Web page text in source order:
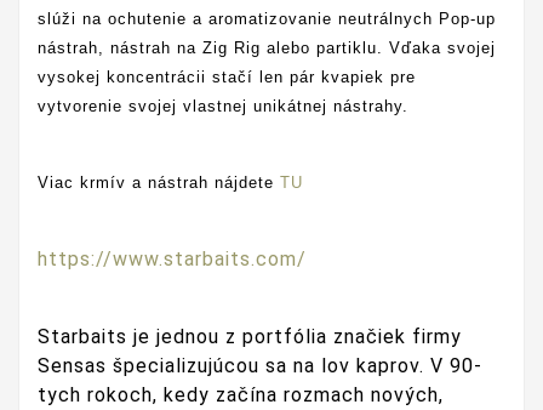
slúži na ochutenie a aromatizovanie neutrálnych Pop-up
nástrah, nástrah na Zig Rig alebo partiklu. Vďaka svojej
vysokej koncentrácii stačí len pár kvapiek pre
vytvorenie svojej vlastnej unikátnej nástrahy.
Viac krmív a nástrah nájdete TU
https://www.starbaits.com/
Starbaits je jednou z portfólia značiek firmy
Sensas špecializujúcou sa na lov kaprov. V 90-
tych rokoch, kedy začína rozmach nových,